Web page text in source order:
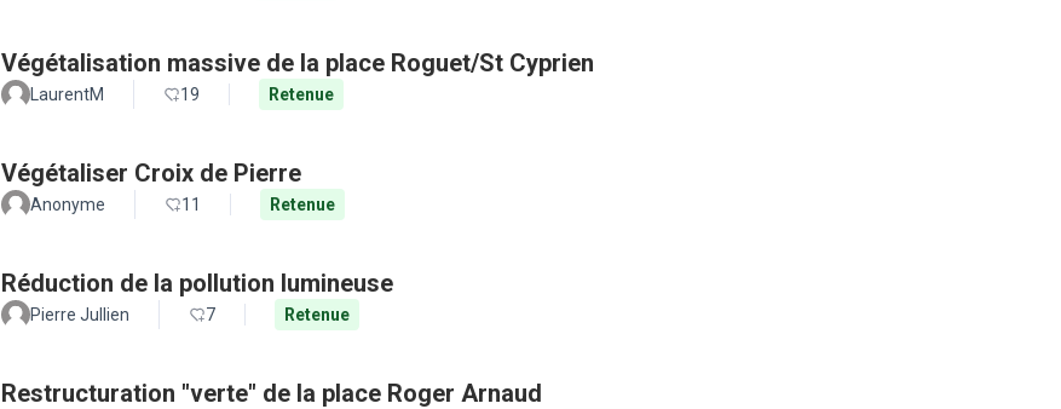
Végétalisation massive de la place Roguet/St Cyprien
LaurentM 19 Retenue
Végétaliser Croix de Pierre
Anonyme 11 Retenue
Réduction de la pollution lumineuse
Pierre Jullien 7 Retenue
Restructuration "verte" de la place Roger Arnaud